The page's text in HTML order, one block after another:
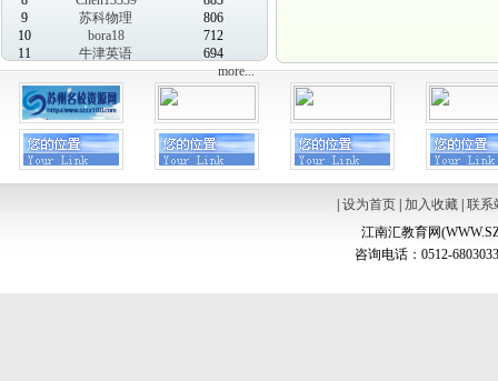
9
苏科物理
806
10
bora18
712
11
牛津英语
694
more...
设为首页| 加入收藏| 联系
江南汇教育网
咨询电话：0512-